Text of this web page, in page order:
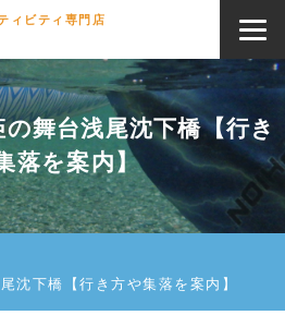
ィビティ専門店
舞台浅尾沈下橋【行き
落を案内】
沈下橋【行き方や集落を案内】